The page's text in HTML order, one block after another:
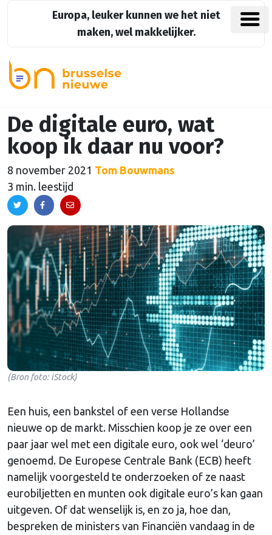
Europa, leuker kunnen we het niet
maken, wel makkelijker.
De digitale euro, wat
koop ik daar nu voor?
8 november 2021 Tom Bouwmans
3 min. leestijd
(Bron foto: iStock)
Een huis, een bankstel of een verse Hollandse
nieuwe op de markt. Misschien koop je ze over een
paar jaar wel met een digitale euro, ook wel ‘deuro’
genoemd. De Europese Centrale Bank (ECB) heeft
namelijk voorgesteld te onderzoeken of ze naast
eurobiljetten en munten ook digitale euro’s kan gaan
uitgeven. Of dat wenselijk is, en zo ja, hoe dan,
bespreken de ministers van Financiën vandaag in de